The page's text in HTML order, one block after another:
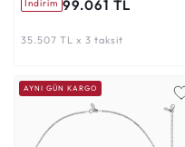
İndirim 99.061 TL
35.507 TL x 3 taksit
AYNI GÜN KARGO